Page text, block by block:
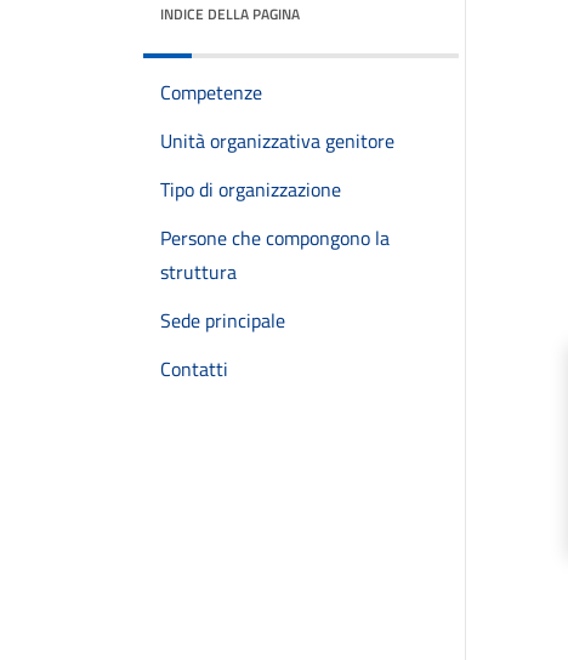
INDICE DELLA PAGINA
Competenze
Unità organizzativa genitore
Tipo di organizzazione
Persone che compongono la
struttura
Sede principale
Contatti